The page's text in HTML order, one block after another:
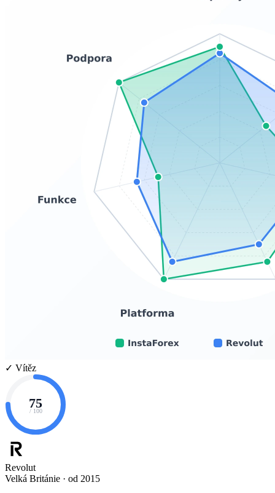
✓ Vítěz
75
/ 100
Revolut
Velká Británie · od 2015